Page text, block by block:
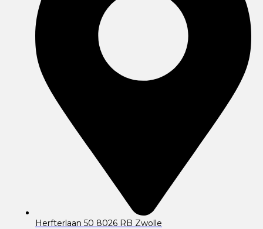
Herfterlaan 50 8026 RB Zwolle